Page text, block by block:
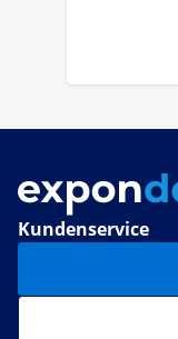
Kundenservice